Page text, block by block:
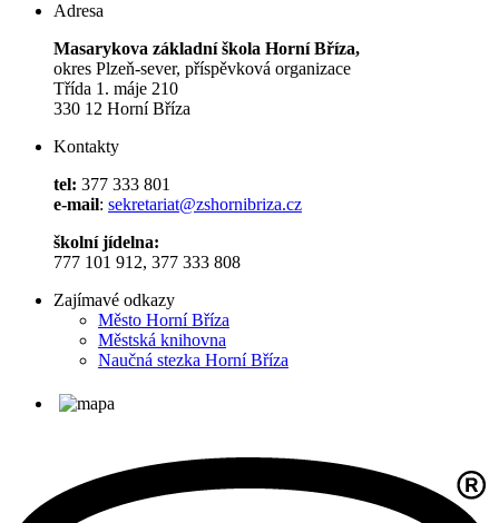
Adresa
Masarykova základní škola Horní Bříza,
okres Plzeň-sever, příspěvková organizace
Třída 1. máje 210
330 12 Horní Bříza
Kontakty
tel: 377 333 801
e-mail: sekretariat@zshornibriza.cz
školní jídelna:
777 101 912, 377 333 808
Zajímavé odkazy
Město Horní Bříza
Městská knihovna
Naučná stezka Horní Bříza